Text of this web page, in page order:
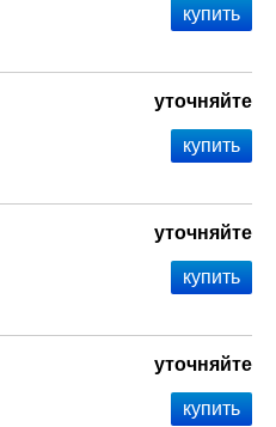
уточняйте
уточняйте
уточняйте